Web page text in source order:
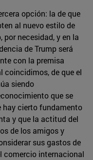
opción: la de que
al nuevo estilo de
por necesidad, y en la
de Trump será
con la premisa
coincidimos, de que el
siendo
que se
hay cierto fundamento
y que la actitud del
de los amigos y
sus gastos de
comercio internacional